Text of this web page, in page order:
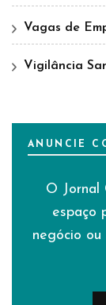
Vagas de
Vigilância
ANUNCIE
O Jornal
espaço
negócio